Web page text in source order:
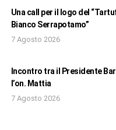
Una call per il logo del
Bianco Serrapotamo”
7 Agosto 2026
Incontro tra il Presidente
l’on. Mattia
7 Agosto 2026